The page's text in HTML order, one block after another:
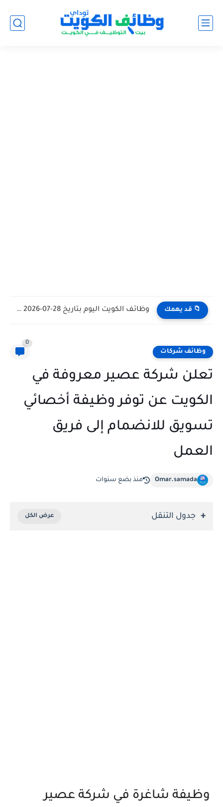
📁 قد يهمك وظائف الكويت اليوم بتاريخ 28-07-2026 للأجانب والمواطنين في مختلف التخصصات
وظائف شركات
0
تعلن شركة عصير معروفة في
الكويت عن توفر وظيفة أخصائي
تسويق للانضمام إلى فريق
العمل
Omar.samada منذ بضع سنوات
جدول التنقل
وظيفة شاغرة في شركة عصير